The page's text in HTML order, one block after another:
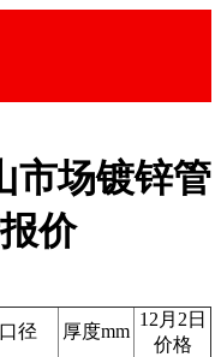
市场镀锌管
价
口径 厚度mm
12月2日
价格